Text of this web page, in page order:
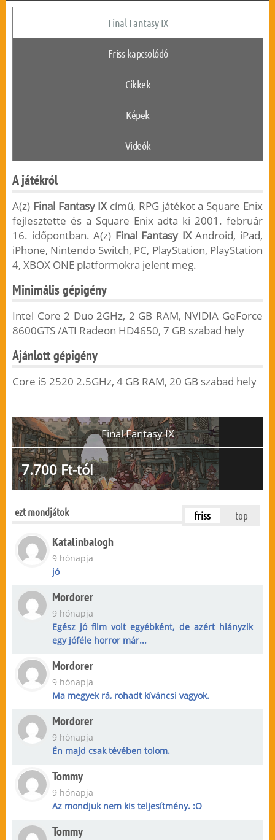
Final Fantasy IX
Friss kapcsolódó
Cikkek
Képek
Videók
A játékról
A(z) Final Fantasy IXcímű, RPG játékot a Square Enix
fejlesztette és a Square Enix adta ki 2001. február
16. időpontban. A(z) Final Fantasy IXAndroid, iPad,
iPhone, Nintendo Switch, PC, PlayStation, PlayStation
4, XBOX ONE platformokra jelent meg.
Minimális gépigény
Intel Core 2 Duo 2GHz, 2 GB RAM, NVIDIA GeForce
8600GTS /ATI Radeon HD4650, 7 GB szabad hely
Ajánlott gépigény
Core i5 2520 2.5GHz, 4 GB RAM, 20 GB szabad hely
Final Fantasy IX
7.700 Ft-tól
ezt mondjátok friss top
Katalinbalogh
9 hónapja
jó
Mordorer
9 hónapja
Egész jó film volt egyébként, de azért hiányzik
egy jóféle horror már...
Mordorer
9 hónapja
Ma megyek rá, rohadt kíváncsi vagyok.
Mordorer
9 hónapja
Én majd csak tévében tolom.
Tommy
9 hónapja
Az mondjuk nem kis teljesítmény. :O
Tommy